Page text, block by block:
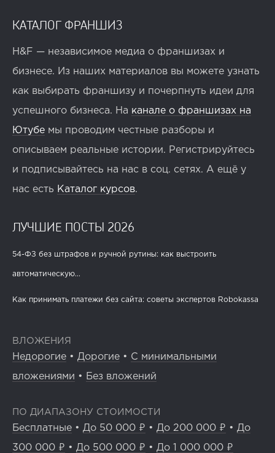
КАТАЛОГ ФРАНШИЗ
H&F — независимое медиа о франшизах и
бизнесе. Из наших материалов вы можете узнать
как выбирать франшизу и почерпнуть идеи для
успешного бизнеса. На канале о франшизах на
Ютубе мы проводим честные разборы и
описываем реальные истории. Регистрируйтесь
и подписывайтесь на нас в соц. сетях. А ещё у
нас есть Каталог курсов.
ЛУЧШИЕ ПОСТЫ 2026
54-ФЗ без штрафов и ручной рутины: как выстроить
автоматическую...
Как принимать платежи без сайта: советы экспертов Robokassa
ВЛОЖЕНИЯ
Недорогие • Дорогие • С минимальными
вложениями • Без вложений
ПО ДИАПАЗОНУ СТОИМОСТИ
Бесплатные • До 50 000 ₽ • До 200 000 ₽ • До
300 000 ₽ • До 500 000 ₽ • До 1 000 000 ₽